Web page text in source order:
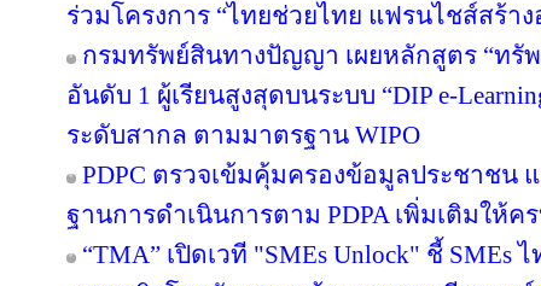
ร่วมโครงการ “ไทยช่วยไทย แฟรนไชส์สร้า
กรมทรัพย์สินทางปัญญา เผยหลักสูตร “ท
อันดับ 1 ผู้เรียนสูงสุดบนระบบ “DIP e-
ระดับสากล ตามมาตรฐาน WIPO
PDPC ตรวจเข้มคุ้มครองข้อมูลประชาชน
ฐานการดำเนินการตาม PDPA เพิ่มเติมให้ค
“TMA” เปิดเวที "SMEs Unlock" ชี้ SMEs